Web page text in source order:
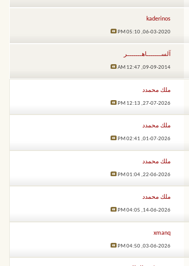
kaderinos
06-03-2020,
05:10 PM
آلســـــــاهـــــــر
09-09-2014,
12:47 AM
ملك محمدد
27-07-2026,
12:13 PM
ملك محمدد
01-07-2026,
02:41 PM
ملك محمدد
22-06-2026,
01:04 PM
ملك محمدد
14-06-2026,
04:05 PM
xmanq
03-06-2026,
04:50 PM